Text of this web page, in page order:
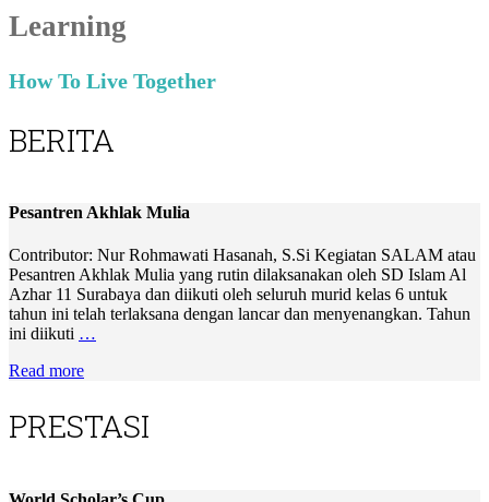
Learning
How To Live Together
BERITA
Pesantren Akhlak Mulia
Contributor: Nur Rohmawati Hasanah, S.Si Kegiatan SALAM atau
Pesantren Akhlak Mulia yang rutin dilaksanakan oleh SD Islam Al
Azhar 11 Surabaya dan diikuti oleh seluruh murid kelas 6 untuk
tahun ini telah terlaksana dengan lancar dan menyenangkan. Tahun
ini diikuti …
Read more
PRESTASI